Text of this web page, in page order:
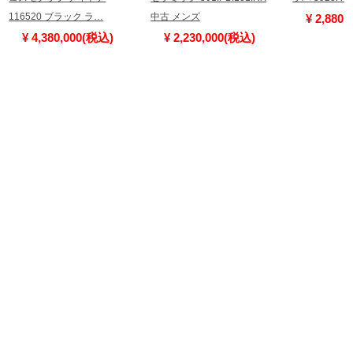
116520 ブラック ラ…
¥ 4,380,000(税込)
中古 メンズ
¥ 2,230,000(税込)
¥